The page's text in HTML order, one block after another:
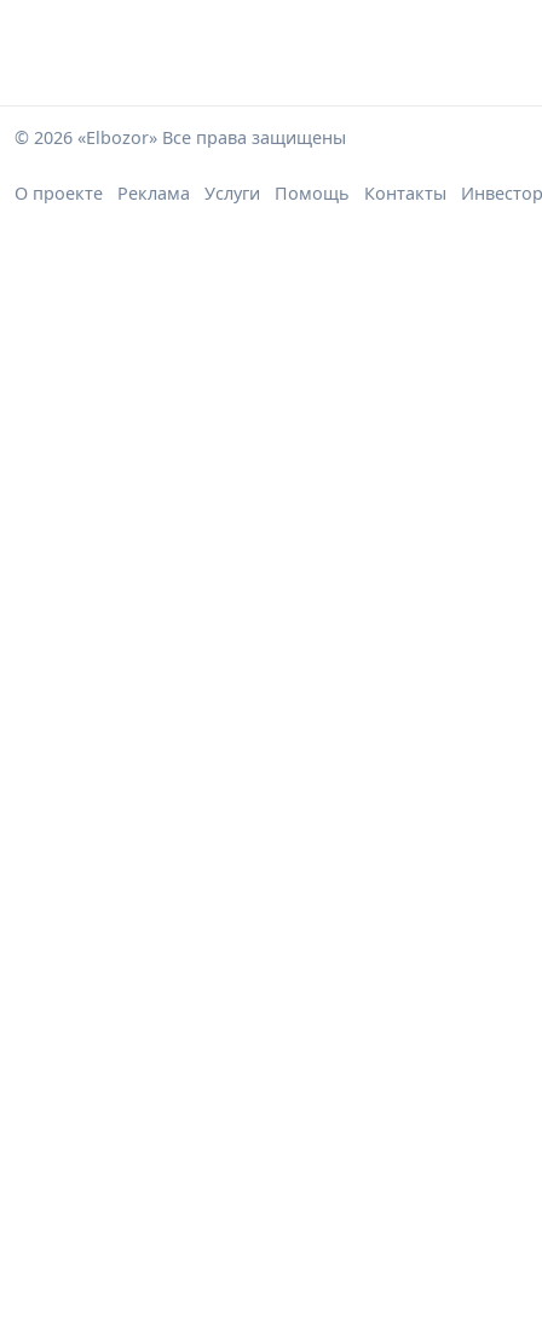
© 2026 «Elbozor» Все права защищены
О проекте Реклама Услуги Помощь Контакты